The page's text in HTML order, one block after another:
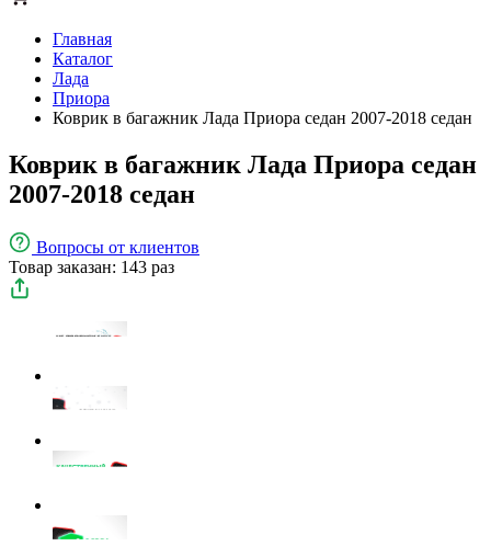
Главная
Каталог
Лада
Приора
Коврик в багажник Лада Приора седан 2007-2018 седан
Коврик в багажник Лада Приора седан
2007-2018 седан
Вопросы от клиентов
Товар заказан: 143 раз